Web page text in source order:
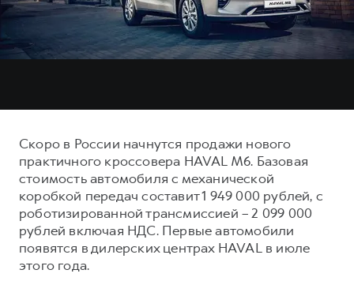
от 2 899 000 ₽
F7X
Трейд-ин
Страхование
Кредит
КОРПОРАТИВНЫМ КЛИЕНТАМ
Для малого бизнеса
СЕРВИСНОЕ ОБСЛУЖИВАНИЕ
Нулевое ТО
ПОДДЕРЖКА
GWM Безопасность
Гарантия HAVAL
Мобильное приложение GWM
Наша команда
Скоро в России начнутся продажи нового
практичного кроссовера HAVAL M6. Базовая
стоимость автомобиля с механической
коробкой передач составит 1 949 000 рублей, с
роботизированной трансмиссией – 2 099 000
рублей включая НДС. Первые автомобили
появятся в дилерских центрах HAVAL в июле
этого года.